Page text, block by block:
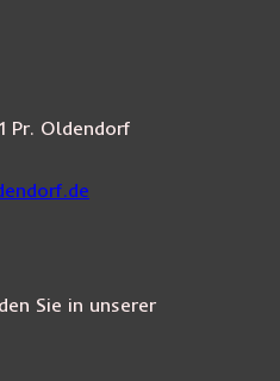
Pr. Oldendorf
Sie in unserer